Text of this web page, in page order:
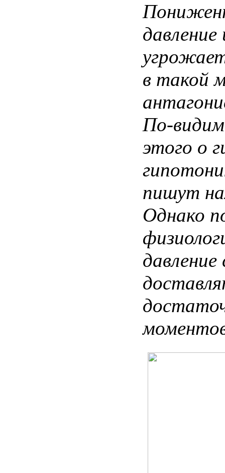
давление
в такой
По-
этого о
пишут
Однако
давление